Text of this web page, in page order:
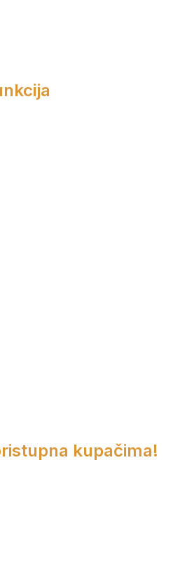
kupačima!